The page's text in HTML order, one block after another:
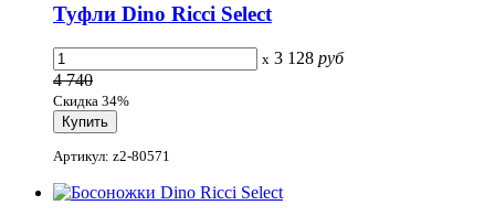
Туфли Dino Ricci Select
x 3 128 руб
4 740
Скидка 34%
Артикул: z2-80571